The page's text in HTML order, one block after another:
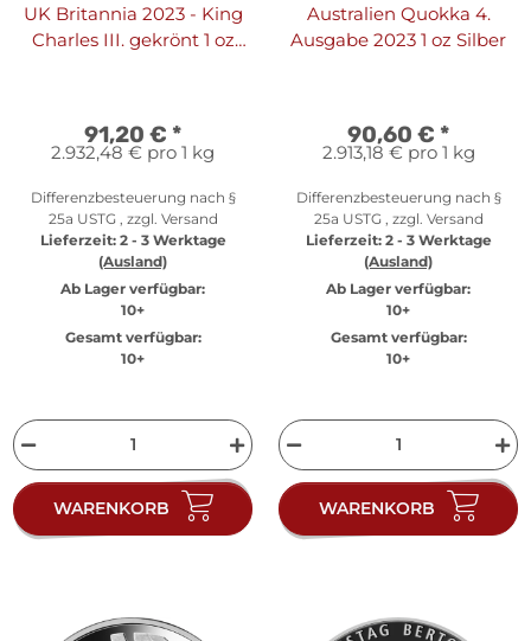
UK Britannia 2023 - King
Charles III. gekrönt 1 oz
91,20 € *
2.932,48 € pro 1 kg
Differenzbesteuerung nach §
25a USTG , zzgl. Versand
Lieferzeit: 2 - 3 Werktage
(Ausland)
Ab Lager verfügbar:
10+
Gesamt verfügbar:
10+
WARENKORB
Australien Quokka 4.
Ausgabe 2023 1 oz Silber
90,60 € *
2.913,18 € pro 1 kg
Differenzbesteuerung nach §
25a USTG , zzgl. Versand
Lieferzeit: 2 - 3 Werktage
(Ausland)
Ab Lager verfügbar:
10+
Gesamt verfügbar:
10+
WARENKORB